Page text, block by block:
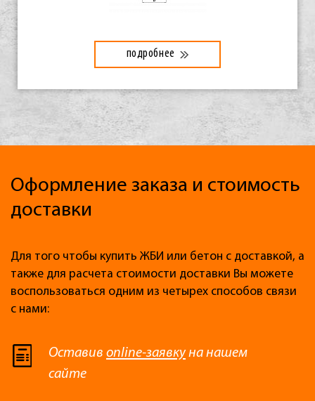
подробнее
Оформление заказа и стоимость
доставки
Для того чтобы купить ЖБИ или бетон с доставкой, а
также для расчета стоимости доставки Вы можете
воспользоваться одним из четырех способов связи
с нами:
Оставив online-заявкуна нашем
сайте